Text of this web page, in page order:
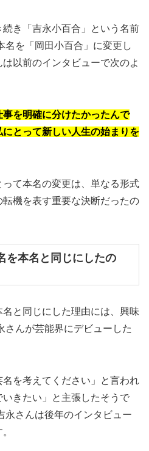
き「吉永小百合」という名前
名を「岡田小百合」に変更し
以前のインタビューで次のよ
事を明確に分けたかったんで
にとって新しい人生の始まりを
て本名の変更は、単なる形式
機を表す重要な決断だったの
を本名と同じにしたの
と同じにした理由には、興味
さんが芸能界にデビューした
を考えてください」と言われ
きたい」と主張したそうで
永さんは後年のインタビュー